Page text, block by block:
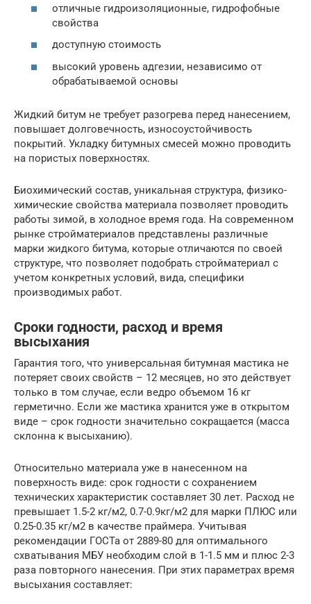
отличные гидроизоляционные, гидрофобные
свойства
доступную стоимость
высокий уровень адгезии, независимо от
обрабатываемой основы
Жидкий битум не требует разогрева перед нанесением,
повышает долговечность, износоустойчивость
покрытий. Укладку битумных смесей можно проводить
на пористых поверхностях.
Биохимический состав, уникальная структура, физико-
химические свойства материала позволяет проводить
работы зимой, в холодное время года. На современном
рынке стройматериалов представлены различные
марки жидкого битума, которые отличаются по своей
структуре, что позволяет подобрать стройматериал с
учетом конкретных условий, вида, специфики
производимых работ.
Сроки годности, расход и время
высыхания
Гарантия того, что универсальная битумная мастика не
потеряет своих свойств – 12 месяцев, но это действует
только в том случае, если ведро объемом 16 кг
герметично. Если же мастика хранится уже в открытом
виде – срок годности значительно сокращается (масса
склонна к высыханию).
Относительно материала уже в нанесенном на
поверхность виде: срок годности с сохранением
технических характеристик составляет 30 лет. Расход не
превышает 1.5-2 кг/м2, 0.7-0.9кг/м2 для марки ПЛЮС или
0.25-0.35 кг/м2 в качестве праймера. Учитывая
рекомендации ГОСТа от 2889-80 для оптимального
схватывания МБУ необходим слой в 1-1.5 мм и плюс 2-3
раза повторного нанесения. При этих параметрах время
высыхания составляет: